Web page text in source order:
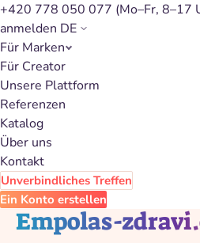
+420 778 050 077 (Mo–Fr, 8–17
anmelden DE
Für Marken
Für Creator
Unsere Plattform
Referenzen
Katalog
Über uns
Kontakt
Unverbindliches Treffen
Ein Konto erstellen
Zurück zum Katalog
Empolas-